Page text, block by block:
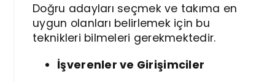
Doğru adayları seçmek ve takıma en
uygun olanları belirlemek için bu
teknikleri bilmeleri gerekmektedir.
İşverenler ve Girişimciler